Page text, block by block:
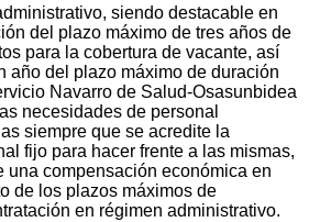
siendo destacable en
del plazo máximo de tres años de
para la cobertura de vacante, así
año del plazo máximo de duración
Navarro de Salud-Osasunbidea
necesidades de personal
siempre que se acredite la
fijo para hacer frente a las mismas,
una compensación económica en
de los plazos máximos de
en régimen administrativo.